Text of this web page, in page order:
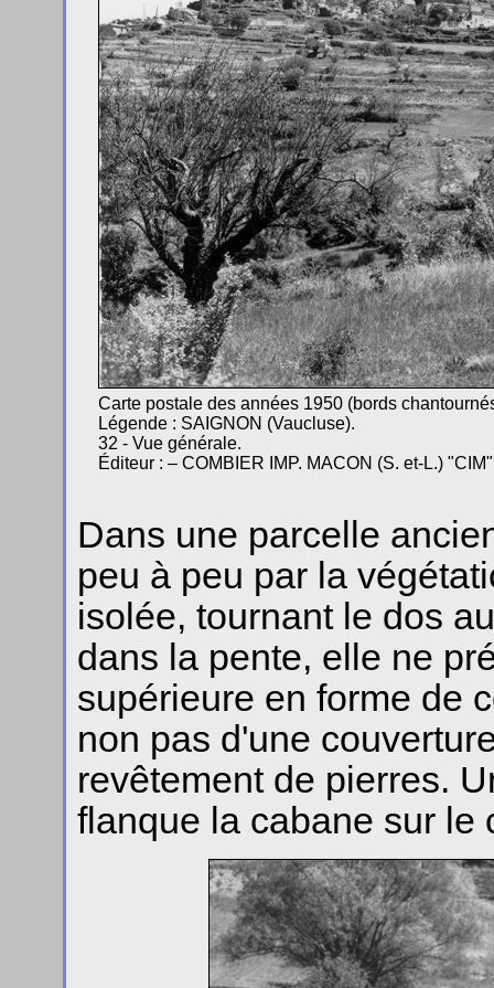
Carte postale des années 1950 (bords
Légende : SAIGNON (Vaucluse).
32 - Vue générale.
Éditeur : – COMBIER IMP. MACON (S. et-L.)
Dans une parcelle
peu à peu par la
isolée, tournant le dos
dans la pente, elle ne
supérieure en forme de
non pas d'une
revêtement de pierres.
flanque la cabane sur le